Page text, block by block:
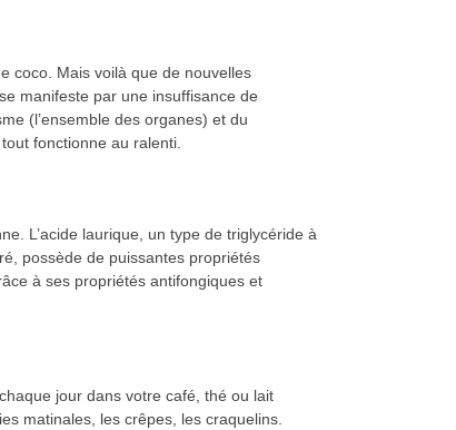
coco. Mais voilà que de nouvelles
manifeste par une insuffisance de
(l’ensemble des organes) et du
fonctionne au ralenti.
L’acide laurique, un type de triglycéride à
possède de puissantes propriétés
à ses propriétés antifongiques et
jour dans votre café, thé ou lait
matinales, les crêpes, les craquelins.